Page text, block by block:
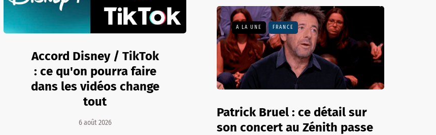
Accord Disney / TikTok
: ce qu'on pourra faire
dans les vidéos change
tout
6 août 2026
A LA UNE FRANCE
Patrick Bruel : ce détail sur
son concert au Zénith passe